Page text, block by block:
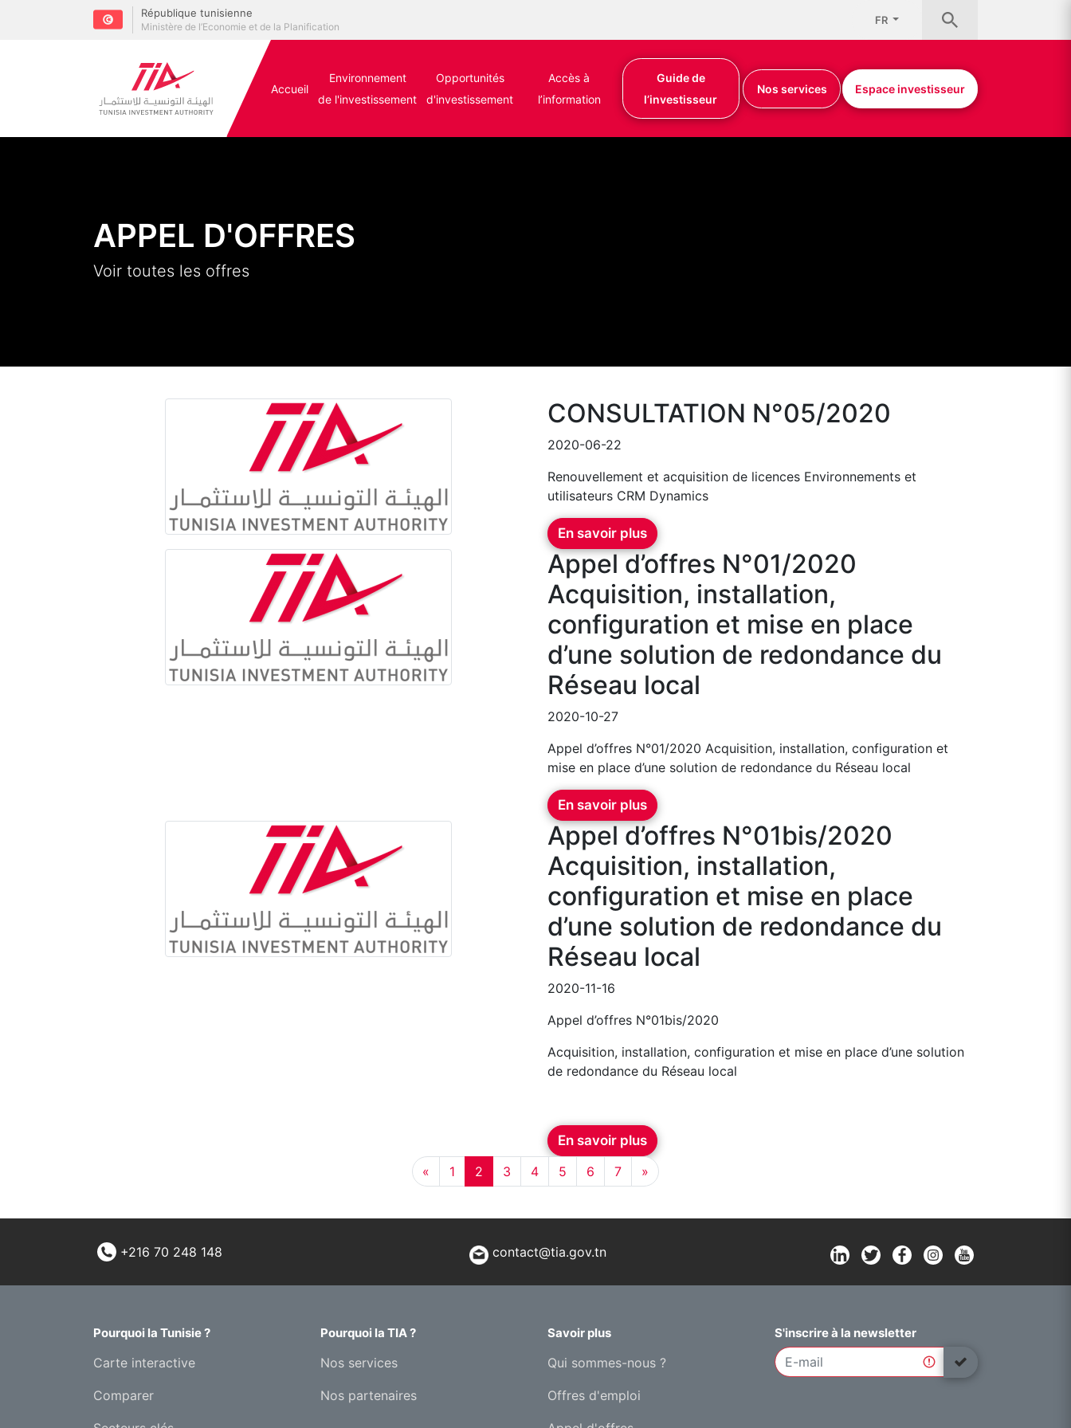
République tunisienne
Ministère de l’Economie et de la Planification
FR
Accueil
Environnement
de l'investissement
Opportunités
d'investissement
Accès à
l’information
Guide de
l’investisseur
Nos services Espace investisseur
APPEL D'OFFRES
Voir toutes les offres
CONSULTATION N°05/2020
2020-06-22
Renouvellement et acquisition de licences Environnements et
utilisateurs CRM Dynamics
En savoir plus
Appel d’offres N°01/2020
Acquisition, installation,
configuration et mise en place
d’une solution de redondance du
Réseau local
2020-10-27
Appel d’offres N°01/2020 Acquisition, installation, configuration et
mise en place d’une solution de redondance du Réseau local
En savoir plus
Appel d’offres N°01bis/2020
Acquisition, installation,
configuration et mise en place
d’une solution de redondance du
Réseau local
2020-11-16
Appel d’offres N°01bis/2020
Acquisition, installation, configuration et mise en place d’une solution
de redondance du Réseau local
En savoir plus
«
1 2 3 4 5 6 7 »
+216 70 248 148 contact@tia.gov.tn
Pourquoi la Tunisie ?
Carte interactive
Comparer
Pourquoi la TIA ?
Nos services
Nos partenaires
Savoir plus
Qui sommes-nous ?
Offres d'emploi
S'inscrire à la newsletter